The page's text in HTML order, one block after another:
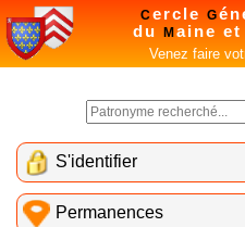
Cercle G
du
M aine et
Venez faire
S'identifier
Permanences